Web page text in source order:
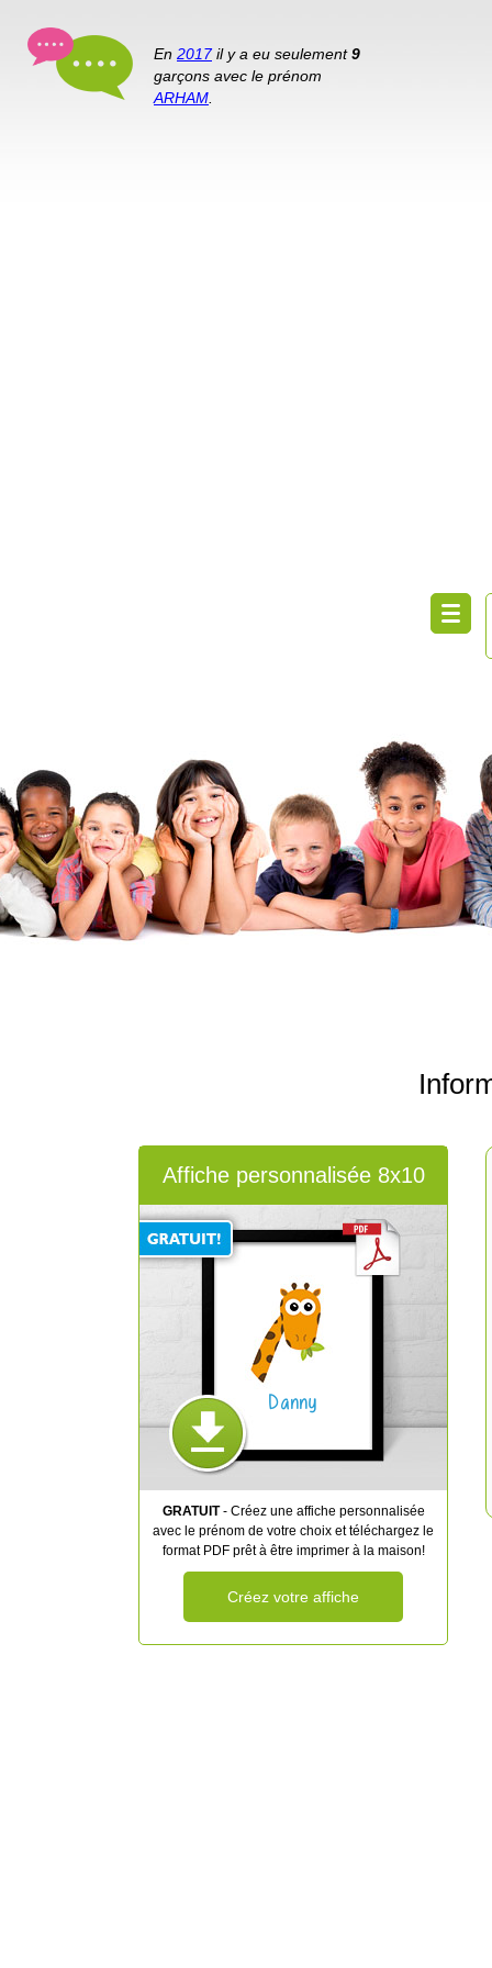
En 2017il y a eu seulement9
garçons avec le prénom
ARHAM
Affiche personnalisée 8x10
Danny
GRATUIT- Créez une affiche personnalisée
avec le prénom de votre choix et téléchargez le
format PDF prêt à être imprimer à la maison!
Créez votre affiche